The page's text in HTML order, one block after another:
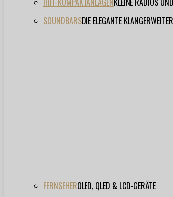
HIFI-KOMPAKTANLAGENKLEINE RADIOS
SOUNDBARSDIE ELEGANTE
FERNSEHEROLED, QLED & LCD-GERÄTE